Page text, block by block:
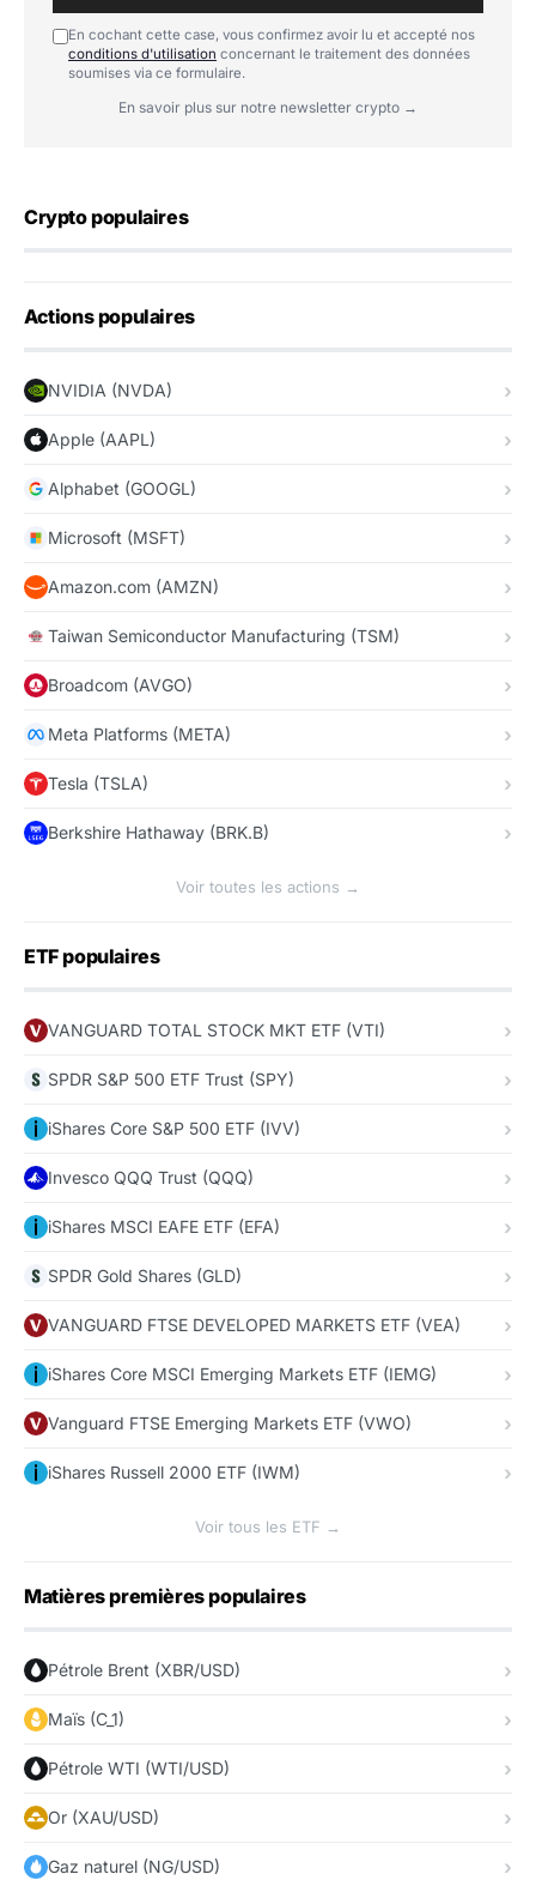
En cochant cette case, vous confirmez avoir lu et accepté nos
conditions d'utilisation concernant le traitement des données
soumises via ce formulaire.
En savoir plus sur notre newsletter crypto →
Crypto populaires
Actions populaires
NVIDIA (NVDA)
Apple (AAPL)
Alphabet (GOOGL)
Microsoft (MSFT)
Amazon.com (AMZN)
Taiwan Semiconductor Manufacturing (TSM)
Broadcom (AVGO)
Meta Platforms (META)
Tesla (TSLA)
Berkshire Hathaway (BRK.B)
Voir toutes les actions →
ETF populaires
VANGUARD TOTAL STOCK MKT ETF (VTI)
SPDR S&P 500 ETF Trust (SPY)
iShares Core S&P 500 ETF (IVV)
Invesco QQQ Trust (QQQ)
iShares MSCI EAFE ETF (EFA)
SPDR Gold Shares (GLD)
VANGUARD FTSE DEVELOPED MARKETS ETF (VEA)
iShares Core MSCI Emerging Markets ETF (IEMG)
Vanguard FTSE Emerging Markets ETF (VWO)
iShares Russell 2000 ETF (IWM)
Voir tous les ETF →
Matières premières populaires
Pétrole Brent (XBR/USD)
Maïs (C_1)
Pétrole WTI (WTI/USD)
Or (XAU/USD)
Gaz naturel (NG/USD)